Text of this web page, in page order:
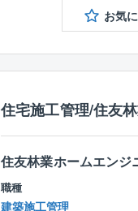
お気
住宅施工管理/住友
住友林業ホームエンジ
職種
建築施工管理